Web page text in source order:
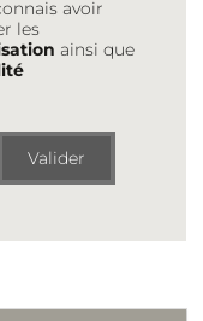
avoir
les
ainsi que
Valider